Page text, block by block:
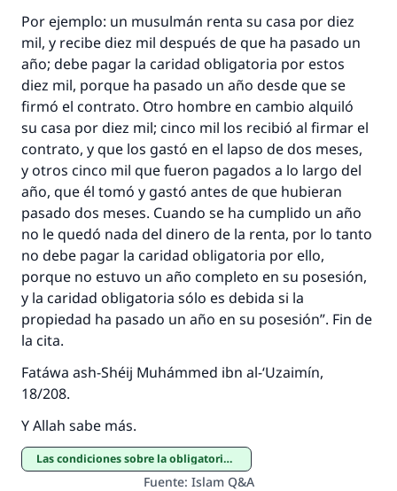
Por ejemplo: un musulmán renta su casa por diez
mil, y recibe diez mil después de que ha pasado un
año; debe pagar la caridad obligatoria por estos
diez mil, porque ha pasado un año desde que se
firmó el contrato. Otro hombre en cambio alquiló
su casa por diez mil; cinco mil los recibió al firmar el
contrato, y que los gastó en el lapso de dos meses,
y otros cinco mil que fueron pagados a lo largo del
año, que él tomó y gastó antes de que hubieran
pasado dos meses. Cuando se ha cumplido un año
no le quedó nada del dinero de la renta, por lo tanto
no debe pagar la caridad obligatoria por ello,
porque no estuvo un año completo en su posesión,
y la caridad obligatoria sólo es debida si la
propiedad ha pasado un año en su posesión”. Fin de
la cita.
Fatáwa ash-Shéij Muhámmed ibn al-‘Uzaimín,
18/208.
Y Allah sabe más.
Las condiciones sobre la obligatoriedad del Zakat
Fuente: Islam Q&A